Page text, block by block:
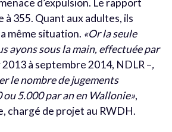
d’expulsion. Le rapport
à 355. Quant aux adultes, ils
même situation. «Or la seule
ayons sous la main, effectuée par
2013 à septembre 2014, NDLR –,
le nombre de jugements
ou 5.000 par an en Wallonie»,
chargé de projet au RWDH.